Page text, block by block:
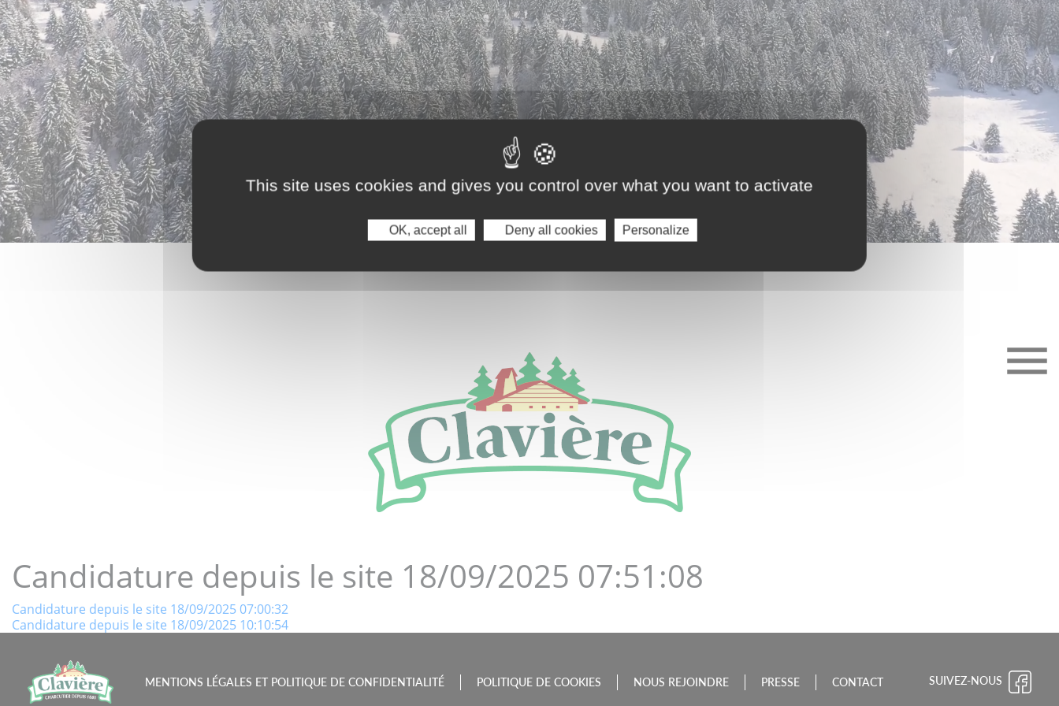
Candidature depuis le site 18/09/2025 07:51:08
Navigation
l’article
Candidature depuis le site 18/09/2025 07:00:32
Candidature depuis le site 18/09/2025 10:10:54
MENTIONS LÉGALES ET POLITIQUE DE CONFIDENTIALITÉ POLITIQUE DE COOKIES NOUS REJOINDRE PRESSE CONTACT SUIVEZ-NOUS
This site uses cookies and gives you control over what you want to activate
OK, accept all Deny all cookies Personalize